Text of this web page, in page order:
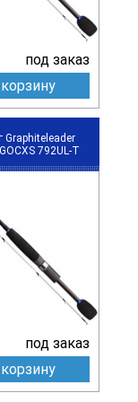
под заказ
Graphiteleader
792UL-T
под заказ